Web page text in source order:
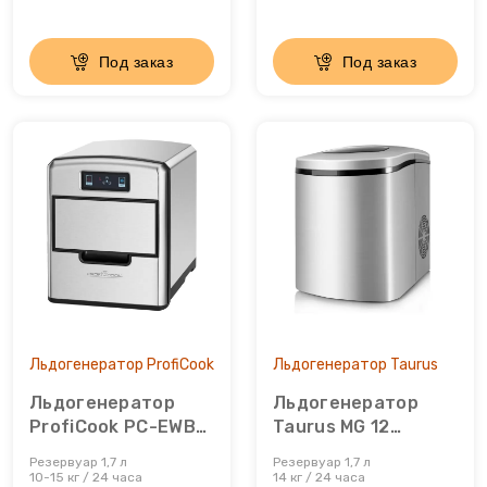
Под заказ Под заказ
Льдогенератор ProfiCook
Льдогенератор
ProfiCook PC-EWB
Резервуар 1,7 л
10-15 кг / 24 часа
Льдогенератор Taurus
Льдогенератор
Taurus MG 12
Резервуар 1,7 л
14 кг / 24 часа
Сахарная вата
Слайсеры для нарезки
Соковарка
Соковыжималки
Су-вид
Сушилки для фруктов
Сэндвичницы
Термопоты
Тостеры